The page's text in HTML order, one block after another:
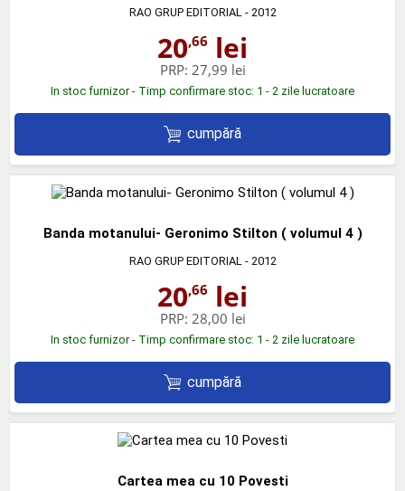
RAO GRUP EDITORIAL - 2012
20,66 lei
PRP: 27,99 lei
In stoc furnizor - Timp confirmare stoc: 1 - 2 zile lucratoare
cumpără
Banda motanului- Geronimo Stilton ( volumul 4 )
RAO GRUP EDITORIAL - 2012
20,66 lei
PRP: 28,00 lei
In stoc furnizor - Timp confirmare stoc: 1 - 2 zile lucratoare
cumpără
Cartea mea cu 10 Povesti